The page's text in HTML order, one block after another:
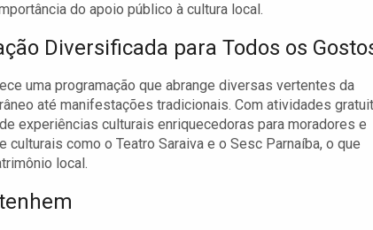
do apoio público à cultura local.
Diversificada para Todos os
uma programação que abrange diversas vertentes da
até manifestações tradicionais. Com atividades
experiências culturais enriquecedoras para moradores e
como o Teatro Saraiva e o Sesc Parnaíba, o que
local.